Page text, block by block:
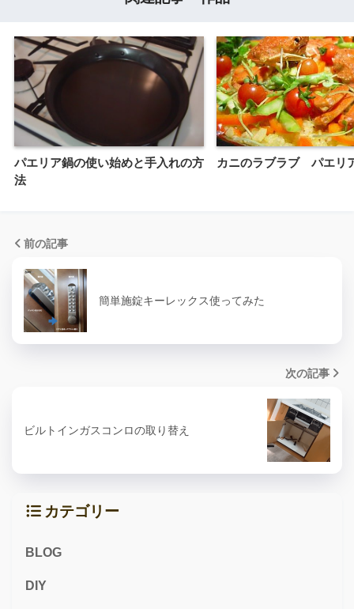
パエリア鍋の使い始めと手入れの方
法
カニのラブラブ パエリ
前の記事
簡単施錠キーレックス使ってみた
次の記事
ビルトインガスコンロの取り替え
カテゴリー
BLOG
DIY